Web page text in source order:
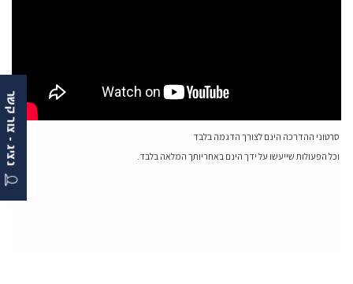
סרטוני ההדרכה הינם לצורך הדגמה בלבד
וכל הפעולות שייעשו על ידך הינם באחריותך המלאה בלבד.
נציג - צור קשר